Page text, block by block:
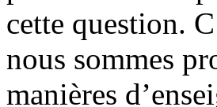
cette question.
nous sommes
manières